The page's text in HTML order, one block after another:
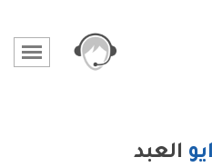
العبد